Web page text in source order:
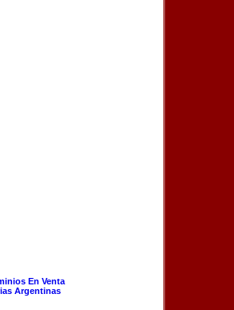
En Venta
Argentinas